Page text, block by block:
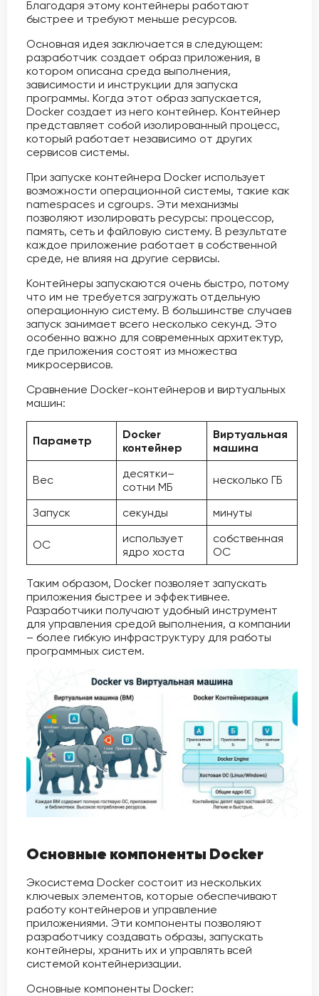
Благодаря этому контейнеры работают
быстрее и требуют меньше ресурсов.
Основная идея заключается в следующем:
разработчик создает образ приложения, в
котором описана среда выполнения,
зависимости и инструкции для запуска
программы. Когда этот образ запускается,
Docker создает из него контейнер. Контейнер
представляет собой изолированный процесс,
который работает независимо от других
сервисов системы.
При запуске контейнера Docker использует
возможности операционной системы, такие как
namespaces и cgroups. Эти механизмы
позволяют изолировать ресурсы: процессор,
память, сеть и файловую систему. В результате
каждое приложение работает в собственной
среде, не влияя на другие сервисы.
Контейнеры запускаются очень быстро, потому
что им не требуется загружать отдельную
операционную систему. В большинстве случаев
запуск занимает всего несколько секунд. Это
особенно важно для современных архитектур,
где приложения состоят из множества
микросервисов.
Сравнение Docker-контейнеров и виртуальных
машин:
Параметр
Docker
контейнер
Виртуальная
машина
Вес
десятки–
сотни МБ
несколько ГБ
Запуск секунды минуты
ОС
использует
ядро хоста
собственная
ОС
Таким образом, Docker позволяет запускать
приложения быстрее и эффективнее.
Разработчики получают удобный инструмент
для управления средой выполнения, а компании
– более гибкую инфраструктуру для работы
программных систем.
Основные компоненты Docker
Экосистема Docker состоит из нескольких
ключевых элементов, которые обеспечивают
работу контейнеров и управление
приложениями. Эти компоненты позволяют
разработчику создавать образы, запускать
контейнеры, хранить их и управлять всей
системой контейнеризации.
Основные компоненты Docker: